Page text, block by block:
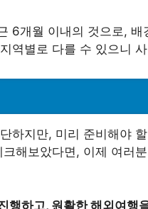
6개월 이내의 것으로,
역별로 다를 수 있으니
하지만, 미리 준비해야
해보았다면, 이제 여러
행하고, 원활한 해외여행